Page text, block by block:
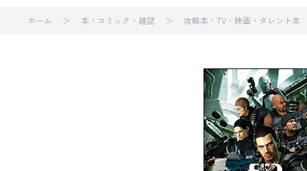
ホーム 本・コミック・雑誌 攻略本・TV・映画・タレント本